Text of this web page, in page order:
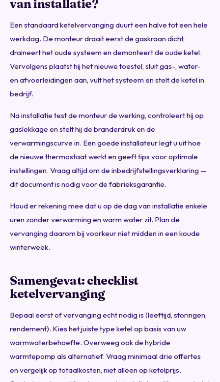
van installatie?
Een standaard ketelvervanging duurt een halve tot een hele
werkdag. De monteur draait eerst de gaskraan dicht,
draineert het oude systeem en demonteert de oude ketel.
Vervolgens plaatst hij het nieuwe toestel, sluit gas-, water-
en afvoerleidingen aan, vult het systeem en stelt de ketel in
bedrijf.
Na installatie test de monteur de werking, controleert hij op
gaslekkage en stelt hij de branderdruk en de
verwarmingscurve in. Een goede installateur legt u uit hoe
de nieuwe thermostaat werkt en geeft tips voor optimale
instellingen. Vraag altijd om de inbedrijfstellingsverklaring —
dit document is nodig voor de fabrieksgarantie.
Houd er rekening mee dat u op de dag van installatie enkele
uren zonder verwarming en warm water zit. Plan de
vervanging daarom bij voorkeur niet midden in een koude
winterweek.
Samengevat: checklist
ketelvervanging
Bepaal eerst of vervanging echt nodig is (leeftijd, storingen,
rendement). Kies het juiste type ketel op basis van uw
warmwaterbehoefte. Overweeg ook de hybride
warmtepomp als alternatief. Vraag minimaal drie offertes
en vergelijk op totaalkosten, niet alleen op ketelprijs.